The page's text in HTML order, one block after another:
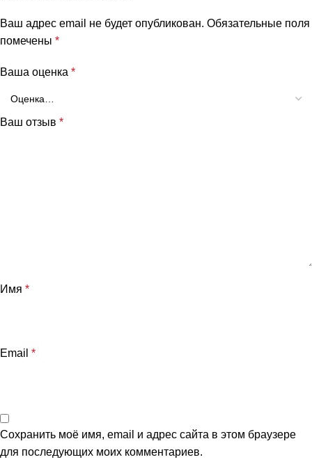
Ваш адрес email не будет опубликован. Обязательные поля
помечены *
Ваша оценка *
Ваш отзыв *
Имя *
Email *
Сохранить моё имя, email и адрес сайта в этом браузере
для последующих моих комментариев.